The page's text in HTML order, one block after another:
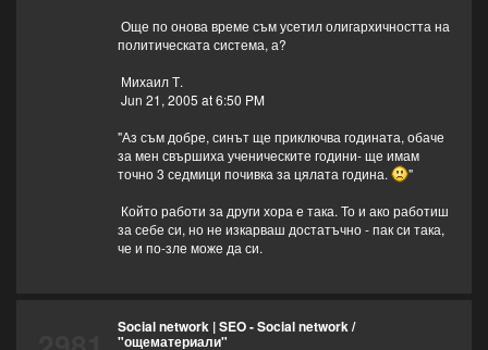
Още по онова време съм усетил олигархичността на
политическата система, а?
Михаил Т.
Jun 21, 2005 at 6:50 PM
"Аз съм добре, синът ще приключва годината, обаче
за мен свършиха ученическите години- ще имам
точно 3 седмици почивка за цялата година.
"
Който работи за други хора е така. То и ако работиш
за себе си, но не изкарваш достатъчно - пак си така,
че и по-зле може да си.
Social network | SEO - Social network/
"ощематериали"